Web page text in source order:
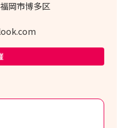
岡市博多区